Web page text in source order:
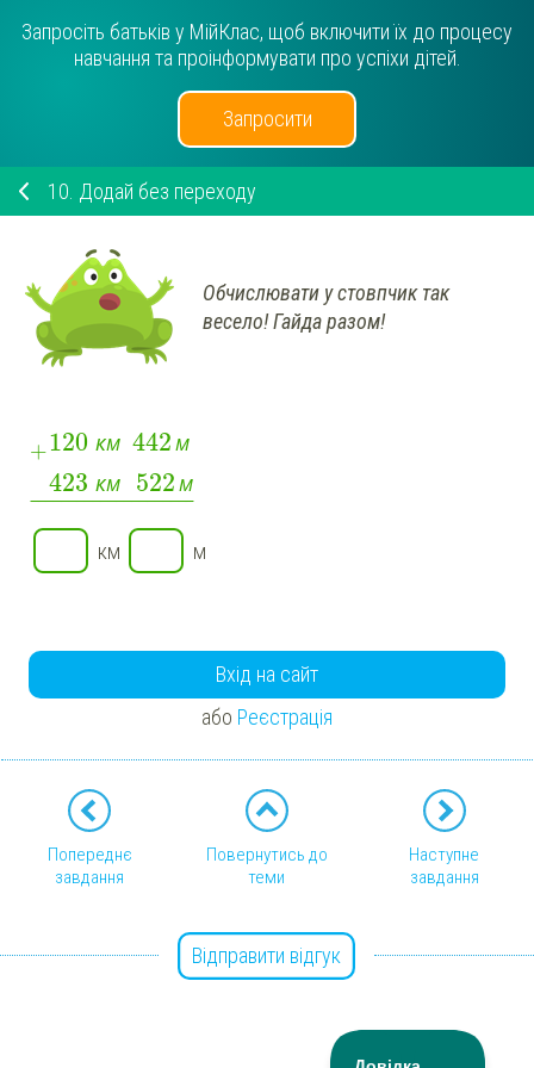
Запросіть батьків у МійКлас, щоб включити їх до процесу
навчання та проінформувати про успіхи дітей.
Запросити
10. Додай без переходу
Обчислювати у стовпчик так
весело! Гайда разом!
120 км 442м
+
423 км 522м
¯ ¯
¯¯¯¯¯¯¯¯¯¯¯¯¯¯¯¯¯¯¯
км м
Вхід на сайт
або Реєстрація
Попереднє
завдання
Повернутись до
теми
Наступне
завдання
Відправити відгук